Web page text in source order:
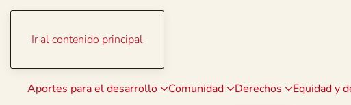
Ir al contenido principal
Aportes para el desarrollo Comunidad Derechos Equidad y